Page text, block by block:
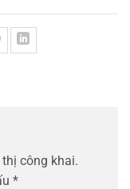
công khai.
*